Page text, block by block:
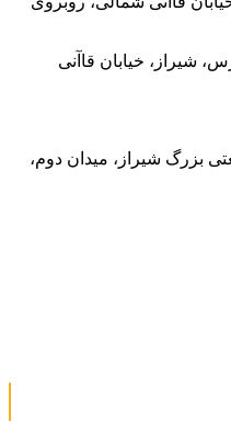
شیراز، خیابان قاآنی
بزرگ شیراز، میدان دوم،